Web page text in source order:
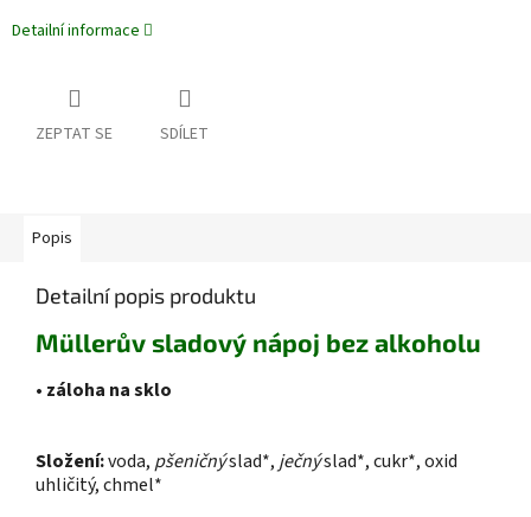
Detailní informace
ZEPTAT SE SDÍLET
Popis
Detailní popis produktu
Müllerův sladový nápoj bez alkoholu
• záloha na sklo
Složení:voda, pšeničnýslad*, ječnýslad*, cukr*, oxid
uhličitý, chmel*